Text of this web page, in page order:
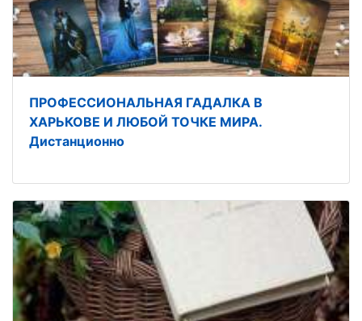
ПРОФЕССИОНАЛЬНАЯ ГАДАЛКА В
ХАРЬКОВЕ И ЛЮБОЙ ТОЧКЕ МИРА.
Дистанционно